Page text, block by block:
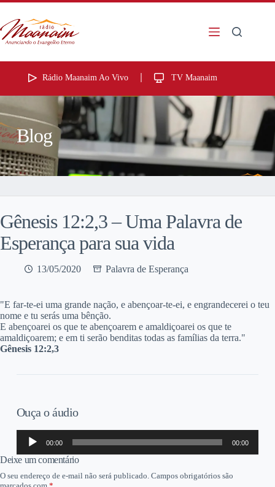
Rádio Maanaim Ao Vivo TV Maanaim
Blog
Gênesis 12:2,3 – Uma Palavra de
Esperança para sua vida
13/05/2020 Palavra de Esperança
"E far-te-ei uma grande nação, e abençoar-te-ei, e engrandecerei o teu
nome e tu serás uma bênção.
E abençoarei os que te abençoarem e amaldiçoarei os que te
amaldiçoarem; e em ti serão benditas todas as famílias da terra."
Gênesis 12:2,3
Ouça o áudio
Tocador
áudio
00:00 00:00
Deixe um comentário
O seu endereço de e-mail não será publicado. Campos obrigatórios são